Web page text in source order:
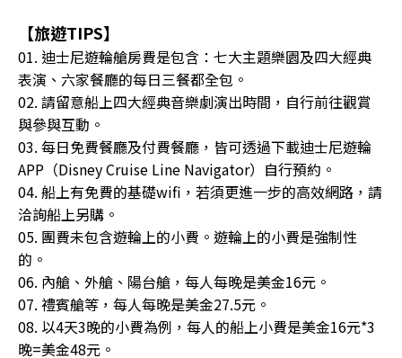
【旅遊TIPS】
01. 迪士尼遊輪艙房費是包含：七大主題樂園及四大經典
表演、六家餐廳的每日三餐都全包。
02. 請留意船上四大經典音樂劇演出時間，自行前往觀賞
與參與互動。
03. 每日免費餐廳及付費餐廳，皆可透過下載迪士尼遊輪
APP（Disney Cruise Line Navigator）自行預約。
04. 船上有免費的基礎wifi，若須更進一步的高效網路，請
洽詢船上另購。
05. 團費未包含遊輪上的小費。遊輪上的小費是強制性
的。
06. 內艙、外艙、陽台艙，每人每晚是美金16元。
07. 禮賓艙等，每人每晚是美金27.5元。
08. 以4天3晚的小費為例，每人的船上小費是美金16元*3
晚=美金48元。